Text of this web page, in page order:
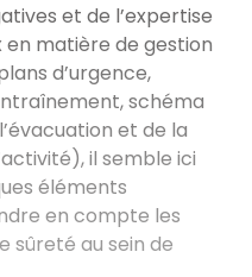
et de l’expertise
matière de gestion
d’urgence,
schéma
et de la
il semble ici
éléments
en compte les
sûreté au sein de